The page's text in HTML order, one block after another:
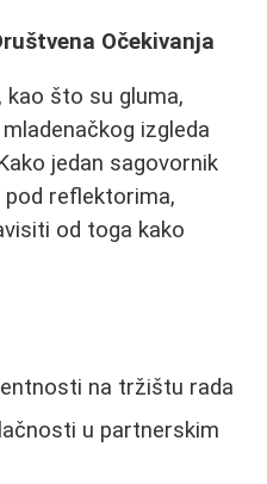
Očekivanja
što su gluma,
izgleda
jedan sagovornik
pod reflektorima,
od toga kako
na tržištu rada
u partnerskim